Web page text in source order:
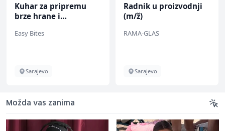
Kuhar za pripremu
brze hrane i
ž)
Easy Bites
Sarajevo
Radnik u proizvodnji
(m/ž)
RAMA-GLAS
Sarajevo
Možda vas zanima